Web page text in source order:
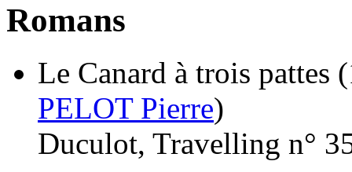
Romans
Le Canard à trois pattes
PELOT Pierre)
Duculot, Travelling n°